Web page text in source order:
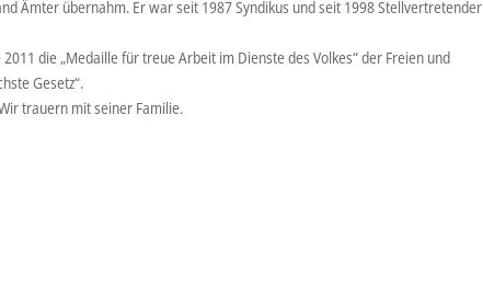
Ämter übernahm. Er war seit 1987 Syndikus und seit 1998 Stellvertretender
die „Medaille für treue Arbeit im Dienste des Volkes“ der Freien und
Gesetz“.
trauern mit seiner Familie.